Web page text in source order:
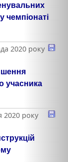
чемпіонаті
2020 року
учасника
2020 року